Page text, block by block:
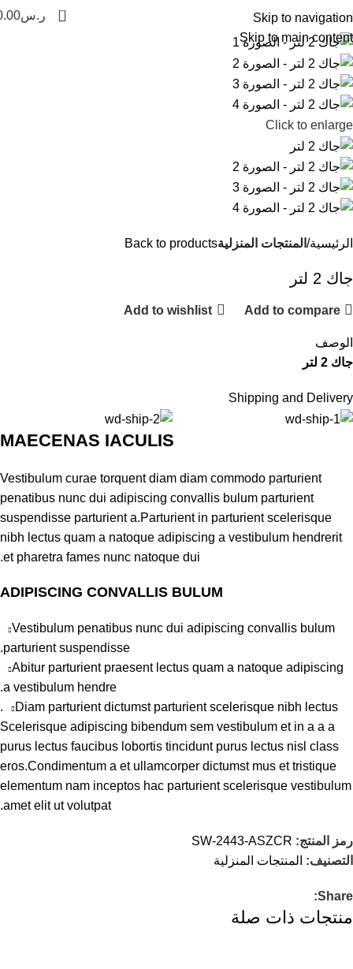
Skip to navigation
Skip to main content
0 ر.س
Click to enlarge
الرئيسية المنتجات المنزليةBack to products
جاك 2 لتر
Add to compare
Add to wishlist
الوصف
جاك 2 لتر
Shipping and Delivery
MAECENAS IACULIS
Vestibulum curae torquent diam diam commodo parturient
penatibus nunc dui adipiscing convallis bulum parturient
suspendisse parturient a.Parturient in parturient scelerisque
nibh lectus quam a natoque adipiscing a vestibulum hendrerit
et pharetra fames nunc natoque dui.
ADIPISCING CONVALLIS BULUM
Vestibulum penatibus nunc dui adipiscing convallis bulum
parturient suspendisse.
Abitur parturient praesent lectus quam a natoque adipiscing
a vestibulum hendre.
Diam parturient dictumst parturient scelerisque nibh lectus.
Scelerisque adipiscing bibendum sem vestibulum et in a a a
purus lectus faucibus lobortis tincidunt purus lectus nisl class
eros.Condimentum a et ullamcorper dictumst mus et tristique
elementum nam inceptos hac parturient scelerisque vestibulum
amet elit ut volutpat.
رمز المنتج: SW-2443-ASZCR
التصنيف: المنتجات المنزلية
Share:
منتجات ذات صلة